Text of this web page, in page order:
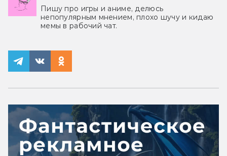
Пишу про игры и аниме, делюсь
непопулярным мнением, плохо шучу и кидаю
мемы в рабочий чат.